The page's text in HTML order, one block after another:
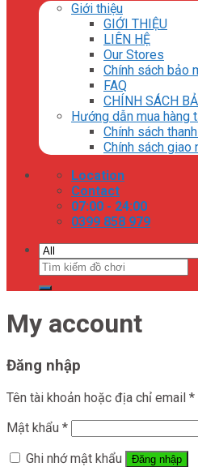
Giới thiệu
GIỚI THIỆU
LIÊN HỆ
Our Stores
Chính sách bảo
FAQ
CHÍNH SÁCH
Hướng dẫn mua hàng
Chính sách
Chính sách giao
Location
Contact
07:00 - 24:00
0399 858 979
Tìm
kiếm:
My account
Đăng nhập
Tên tài khoản hoặc địa chỉ email *
Mật khẩu *
Ghi nhớ mật khẩu
Đăng nhập